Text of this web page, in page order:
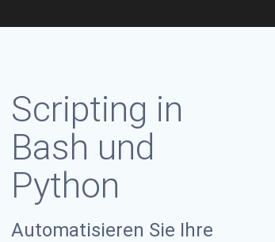
Scripting in
Bash und
Python
Automatisieren Sie Ihre